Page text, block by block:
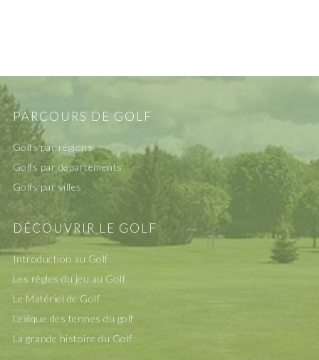
PARCOURS DE GOLF
Golfs par régions
Golfs par départements
Golfs par villes
DÉCOUVRIR LE GOLF
Introduction au Golf
Les rêgles du jeu au Golf
Le Matériel de Golf
Lexique des termes du golf
La grande histoire du Golf